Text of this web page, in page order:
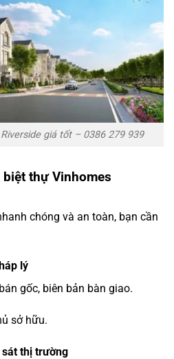
giá tốt – 0386 279 939
thự Vinhomes
chóng và an toàn, bạn cần
lý
gốc, biên bản bàn giao.
sở hữu.
thị trường